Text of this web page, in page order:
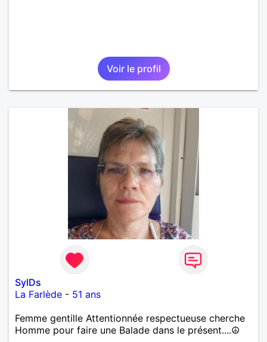
Voir le profil
SylDs
La Farlède - 51 ans
Femme gentille Attentionnée respectueuse cherche
Homme pour faire une Balade dans le présent....☮️